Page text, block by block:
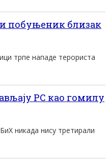
побуњеник близак
трпе нападе терориста
РС као гомилу
никада нису третирали